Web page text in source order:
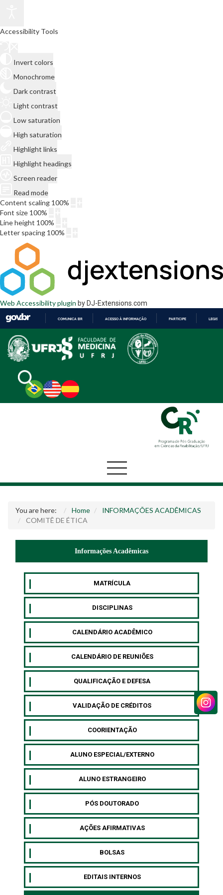
Accessibility Tools
Invert colors
Monochrome
Dark contrast
Light contrast
Low saturation
High saturation
Highlight links
Highlight headings
Screen reader
Read mode
Content scaling 100%
Font size 100%
Line height 100%
Letter spacing 100%
Web Accessibility plugin by DJ-Extensions.com
PARA
O
CONTEÚDO
COMUNICA BR ACESSO À INFORMAÇÃO PARTICIPE
You are here: Home
INFORMAÇÕES ACADÊMICAS
COMITÊ DE ÉTICA
Informações Acadêmicas
MATRÍCULA
DISCIPLINAS
CALENDÁRIO ACADÊMICO
CALENDÁRIO DE REUNIÕES
QUALIFICAÇÃO E DEFESA
VALIDAÇÃO DE CRÉDITOS
COORIENTAÇÃO
ALUNO ESPECIAL/EXTERNO
⁠ALUNO ESTRANGEIRO
⁠PÓS DOUTORADO
AÇÕES AFIRMATIVAS
BOLSAS
EDITAIS INTERNOS